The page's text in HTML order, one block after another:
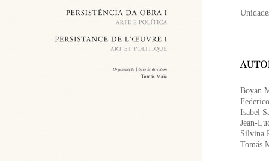
Boyan
Isabel
Jean-
Silvina
Tomás